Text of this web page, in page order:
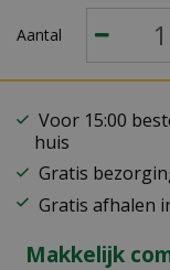
Aantal
Voor 15:00
huis
Gratis
Gratis afhalen
Makkelijk